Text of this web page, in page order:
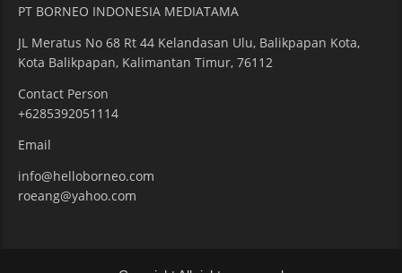
PT BORNEO INDONESIA MEDIATAMA
JL Meratus No 68 Rt 44 Kelandasan Ulu, Balikpapan Kota,
Kota Balikpapan, Kalimantan Timur, 76112
Contact Person
+6285392051114
Email
info@helloborneo.com
roeang@yahoo.com